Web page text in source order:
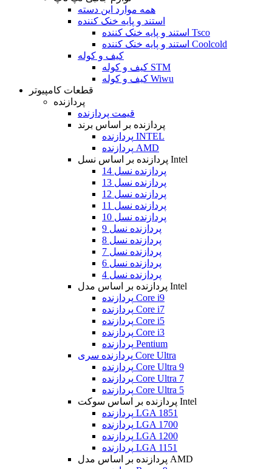
همه موارد این دسته
استند و پایه خنک کننده
استند و پایه خنک کننده Tsco
استند و پایه خنک کننده Coolcold
کیف و کوله
کیف و کوله STM
کیف و کوله Wiwu
قطعات کامپیوتر
پردازنده
قیمت پردازنده
پردازنده بر اساس برند
پردازنده INTEL
پردازنده AMD
پردازنده بر اساس نسل Intel
پردازنده نسل 14
پردازنده نسل 13
پردازنده نسل 12
پردازنده نسل 11
پردازنده نسل 10
پردازنده نسل 9
پردازنده نسل 8
پردازنده نسل 7
پردازنده نسل 6
پردازنده نسل 4
پردازنده بر اساس مدل Intel
پردازنده Core i9
پردازنده Core i7
پردازنده Core i5
پردازنده Core i3
پردازنده Pentium
پردازنده سری Core Ultra
پردازنده Core Ultra 9
پردازنده Core Ultra 7
پردازنده Core Ultra 5
پردازنده بر اساس سوکت Intel
پردازنده LGA 1851
پردازنده LGA 1700
پردازنده LGA 1200
پردازنده LGA 1151
پردازنده بر اساس مدل AMD